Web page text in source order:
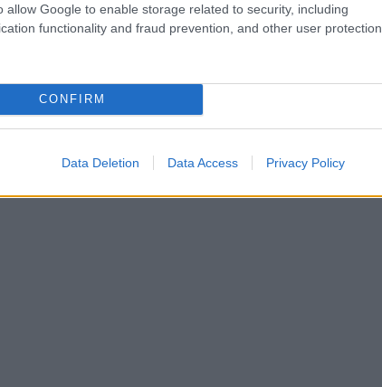
allow Google to enable storage related to security, including
functionality and fraud prevention, and other user protection.
CONFIRM
Data Deletion Data Access Privacy Policy